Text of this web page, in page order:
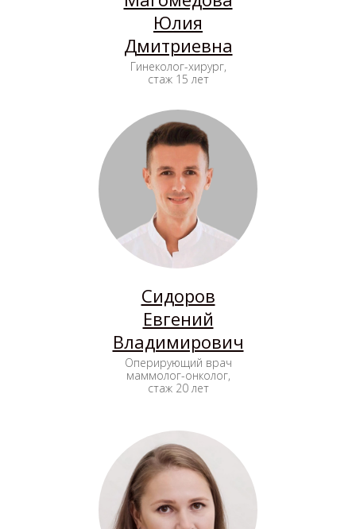
Юлия
Дмитриевна
Гинеколог-хирург,
стаж 15 лет
Сидоров
Евгений
Владимирович
Оперирующий врач
маммолог-онколог,
стаж 20 лет